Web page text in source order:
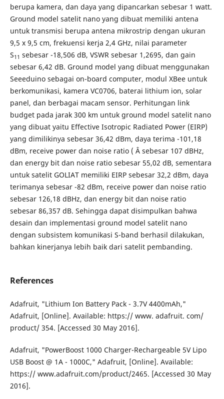
berupa kamera, dan daya yang dipancarkan sebesar 1 watt.
Ground model satelit nano yang dibuat memiliki antena
untuk transmisi berupa antena mikrostrip dengan ukuran
9,5 x 9,5 cm, frekuensi kerja 2,4 GHz, nilai parameter
S11 sebesar -18,506 dB, VSWR sebesar 1,2695, dan gain
sebesar 6,42 dB. Ground model yang dibuat menggunakan
Seeeduino sebagai on-board computer, modul XBee untuk
berkomunikasi, kamera VC0706, baterai lithium ion, solar
panel, dan berbagai macam sensor. Perhitungan link
budget pada jarak 300 km untuk ground model satelit nano
yang dibuat yaitu Effective Isotropic Radiated Power (EIRP)
yang dimilikinya sebesar 36,42 dBm, daya terima -101,18
dBm, receive power dan noise ratio ( Â sebesar 107 dBHz,
dan energy bit dan noise ratio sebesar 55,02 dB, sementara
untuk satelit GOLIAT memiliki EIRP sebesar 32,2 dBm, daya
terimanya sebesar -82 dBm, receive power dan noise ratio
sebesar 126,18 dBHz, dan energy bit dan noise ratio
sebesar 86,357 dB. Sehingga dapat disimpulkan bahwa
desain dan implementasi ground model satelit nano
dengan subsistem komunikasi S-band berhasil dilakukan,
bahkan kinerjanya lebih baik dari satelit pembanding.
References
Adafruit, "Lithium Ion Battery Pack - 3.7V 4400mAh,"
Adafruit, [Online]. Available: https:// www. adafruit. com/
product/ 354. [Accessed 30 May 2016].
Adafruit, "PowerBoost 1000 Charger-Rechargeable 5V Lipo
USB Boost @ 1A - 1000C," Adafruit, [Online]. Available:
https:// www.adafruit.com/product/2465. [Accessed 30 May
2016].